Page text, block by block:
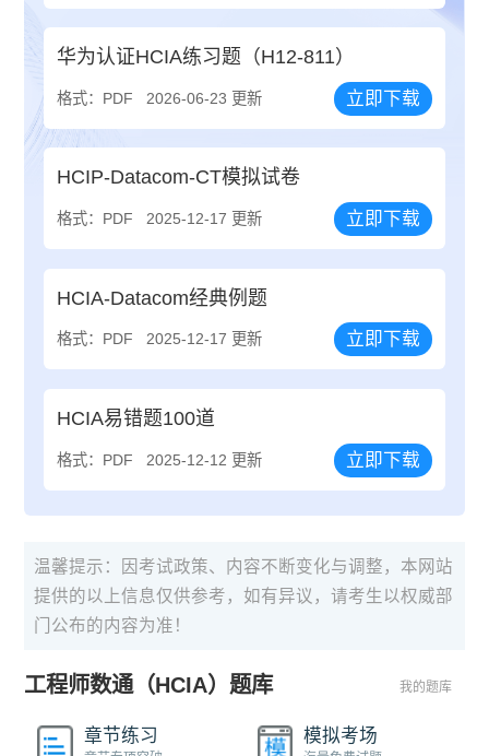
华为认证HCIA练习题（H12-811）
格式：PDF 2026-06-23 更新 立即下载
HCIP-Datacom-CT模拟试卷
格式：PDF 2025-12-17 更新 立即下载
HCIA-Datacom经典例题
格式：PDF 2025-12-17 更新 立即下载
HCIA易错题100道
格式：PDF 2025-12-12 更新 立即下载
温馨提示：因考试政策、内容不断变化与调整，本网站
提供的以上信息仅供参考，如有异议，请考生以权威部
门公布的内容为准！
工程师数通（HCIA）题库 我的题库
章节练习 模拟考场